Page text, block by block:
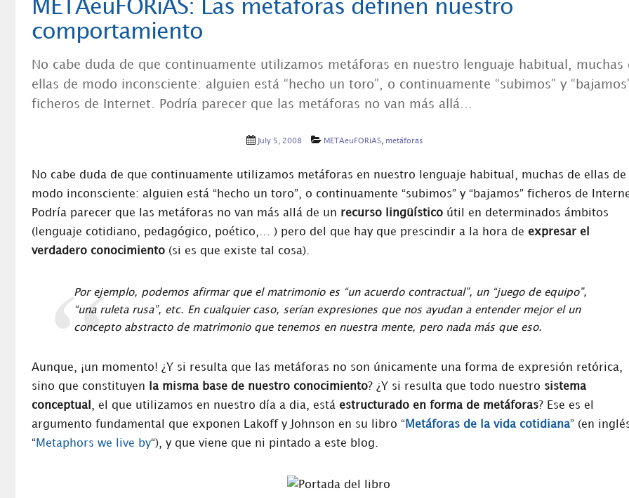
METAeuFORiAS: Las metáforas definen nuestro
comportamiento
No cabe duda de que continuamente utilizamos metáforas en nuestro lenguaje habitual, muchas
ellas de modo inconsciente: alguien está “hecho un toro”, o continuamente “subimos” y
ficheros de Internet. Podría parecer que las metáforas no van más allá…
July 5, 2008 METAeuFORiAS metáforas
No cabe duda de que continuamente utilizamos metáforas en nuestro lenguaje habitual, muchas de ellas de
modo inconsciente: alguien está “hecho un toro”, o continuamente “subimos” y “bajamos” ficheros de
Podría parecer que las metáforas no van más allá de un recurso lingüístico útil en determinados ámbitos
(lenguaje cotidiano, pedagógico, poético,… ) pero del que hay que prescindir a la hora de expresar el
verdadero conocimiento (si es que existe tal cosa).
Por ejemplo, podemos afirmar que el matrimonio es “un acuerdo contractual”, un “juego de equipo”,
“una ruleta rusa”, etc. En cualquier caso, serían expresiones que nos ayudan a entender mejor el un
concepto abstracto de matrimonio que tenemos en nuestra mente, pero nada más que eso.
Aunque, ¡un momento! ¿Y si resulta que las metáforas no son únicamente una forma de expresión retórica,
sino que constituyen
la misma base de nuestro conocimiento? ¿Y si resulta que todo nuestro sistema
conceptual
, el que utilizamos en nuestro día a dia, está estructurado en forma de metáforas? Ese es el
argumento fundamental que exponen Lakoff y Johnson en su libro “ Metáforas de la vida cotidiana” (en
“ Metaphors we live by“), y que viene que ni pintado a este blog.